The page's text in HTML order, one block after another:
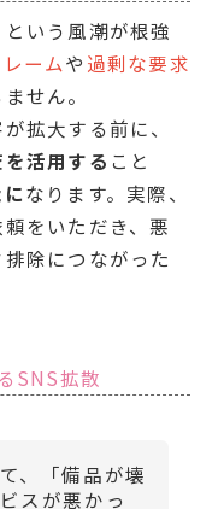
いう風潮が根強
ームや 過剰な要求
せん。
拡大する前に、
活用する こと
なります。実際、
をいただき、悪
除につながった
SNS拡散
、「備品が壊
スが悪かっ